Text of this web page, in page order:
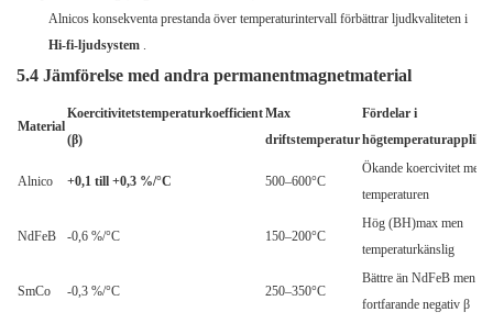
Alnicos konsekventa prestanda över temperaturintervall förbättrar ljudkvaliteten i
Hi-fi-ljudsystem.
5.4 Jämförelse med andra permanentmagnetmaterial
Material
Koercitivitetstemperaturkoefficient
(β)
Max
driftstemperatur
Fördelar i
Alnico +0,1 till +0,3 %/°C 500–600°C
Ökande koercivitet med
temperaturen
NdFeB -0,6 %/°C 150–200°C
Hög (BH)max men
temperaturkänslig
SmCo -0,3 %/°C 250–350°C
Bättre än NdFeB men
fortfarande negativ β